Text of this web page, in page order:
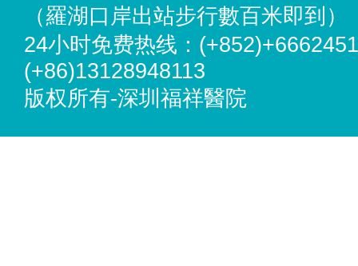
（羅湖口岸出站步行數百米即到）
24小时免费热线：
(+86)13128948113
版权所有-深圳福祥醫院